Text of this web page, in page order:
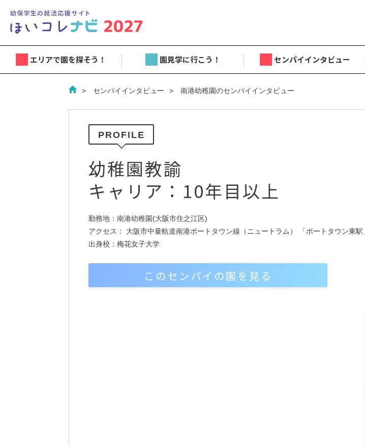
エリアで園を探そう！ 園見学に行こう！ センパイインタビュー
センパイインタビュー 南港幼稚園のセンパイインタビュー
PROFILE
幼稚園教諭
キャリア：10年目以上
勤務地：南港幼稚園(大阪市住之江区)
アクセス： 大阪市中量軌道南港ポートタウン線（ニュートラム） 「ポートタウン東
出身校：梅花女子大学
このセンパイの園を見る